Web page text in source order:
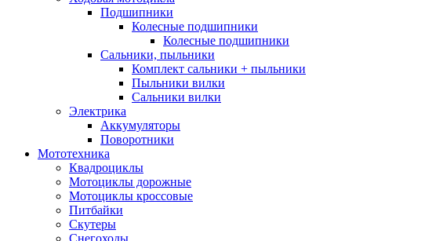
Подшипники
Колесные подшипники
Колесные подшипники
Сальники, пыльники
Комплект сальники + пыльники
Пыльники вилки
Сальники вилки
Электрика
Аккумуляторы
Поворотники
Мототехника
Квадроциклы
Мотоциклы дорожные
Мотоциклы кроссовые
Питбайки
Скутеры
Снегоходы